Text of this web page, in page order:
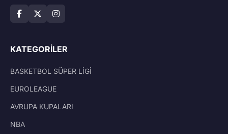
KATEGORILER
BASKETBOL SÜPER LİGİ
EUROLEAGUE
AVRUPA KUPALARI
NBA